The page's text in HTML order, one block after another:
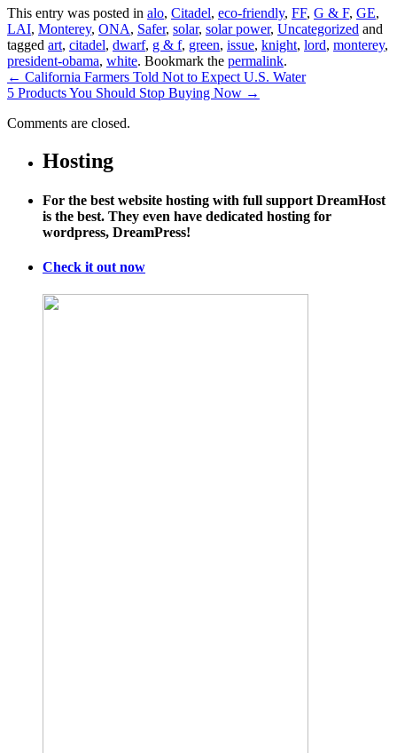
This entry was posted in alo, Citadel, eco-friendly, FF, G & F, GE,
LAI, Monterey, ONA, Safer, solar, solar power, Uncategorized and
tagged art, citadel, dwarf, g & f, green, issue, knight, lord, monterey,
president-obama, white. Bookmark the permalink.
← California Farmers Told Not to Expect U.S. Water
5 Products You Should Stop Buying Now →
Comments are closed.
Hosting
For the best website hosting with full support DreamHost
is the best. They even have dedicated hosting for
wordpress, DreamPress!
Check it out now